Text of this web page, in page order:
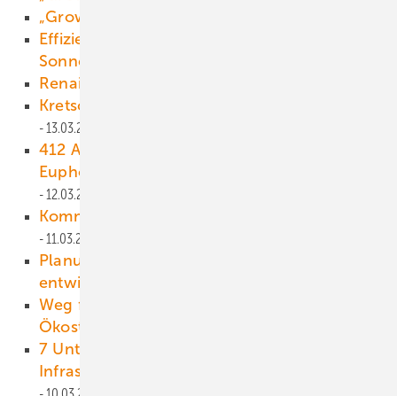
„Growian hat geschadet“
Effizient und ästhetisch: Dachziegeln ernten
Sonnenstrom
Renaissance der AKW-Freunde
Kretschmann hofft auf junge CDU
13.03.2021
412 Atomkraftwerke am Netz – doch die
Euphorie ist fast überall verflogen
12.03.2021
Kommunale Energiewende konkret
11.03.2021
Planungswerkzeug für solare Quartiere
entwickelt
Weg für sicheres Funknetz für
Ökostromanlagen ist frei
7 Unternehmen wollen europäische
Infrastruktur für Wasserstoff schaffen